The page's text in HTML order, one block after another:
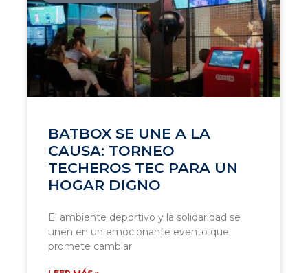
BATBOX SE UNE A LA
CAUSA: TORNEO
TECHEROS TEC PARA UN
HOGAR DIGNO
El ambiente deportivo y la solidaridad se
unen en un emocionante evento que
promete cambiar